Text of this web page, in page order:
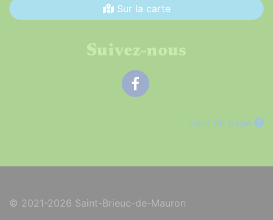
Sur la carte
Suivez-nous
Haut de page
© 2021-2026 Saint-Brieuc-de-Mauron